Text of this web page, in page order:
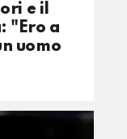
e il
"Ero a
uomo